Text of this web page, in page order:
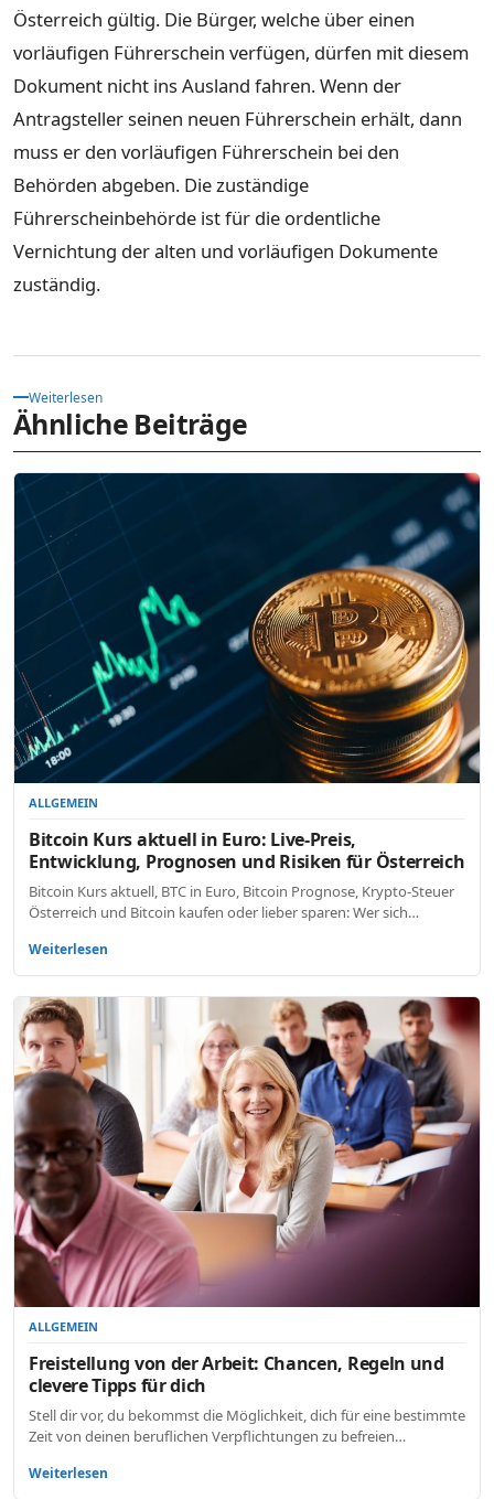
Österreich gültig. Die Bürger, welche über einen
vorläufigen Führerschein verfügen, dürfen mit diesem
Dokument nicht ins Ausland fahren. Wenn der
Antragsteller seinen neuen Führerschein erhält, dann
muss er den vorläufigen Führerschein bei den
Behörden abgeben. Die zuständige
Führerscheinbehörde ist für die ordentliche
Vernichtung der alten und vorläufigen Dokumente
zuständig.
Weiterlesen
Ähnliche Beiträge
ALLGEMEIN
Bitcoin Kurs aktuell in Euro: Live-Preis,
Entwicklung, Prognosen und Risiken für Österreich
Bitcoin Kurs aktuell, BTC in Euro, Bitcoin Prognose, Krypto-Steuer
Österreich und Bitcoin kaufen oder lieber sparen: Wer sich…
Weiterlesen
ALLGEMEIN
Freistellung von der Arbeit: Chancen, Regeln und
clevere Tipps für dich
Stell dir vor, du bekommst die Möglichkeit, dich für eine bestimmte
Zeit von deinen beruflichen Verpflichtungen zu befreien…
Weiterlesen